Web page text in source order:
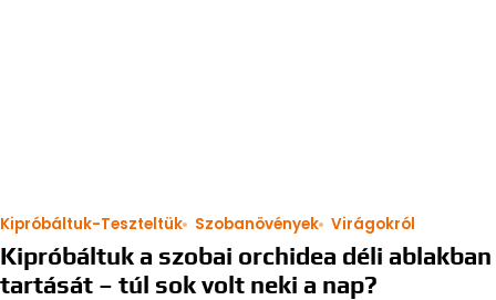
Kipróbáltuk-Teszteltük Szobanövények Virágokról
Kipróbáltuk a szobai orchidea déli ablakban
tartását – túl sok volt neki a nap?